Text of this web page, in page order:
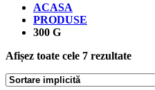
ACASA
PRODUSE
300 G
Afișez toate cele 7 rezultate